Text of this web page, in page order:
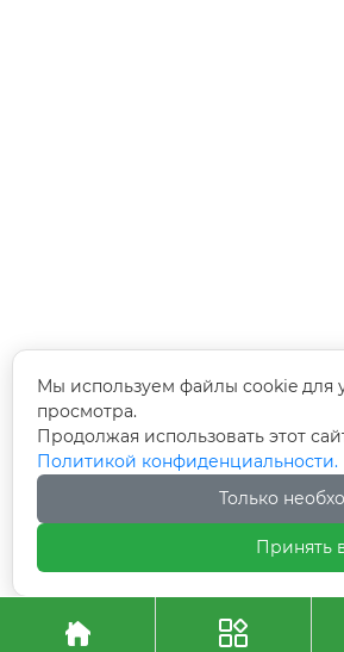
 
Мы используем файлы cookie для
просмотра.
Продолжая использовать этот
Политикой конфиденциальности.
Только
Принять